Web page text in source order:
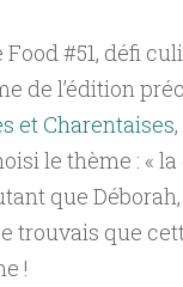
#51, défi
de l’édition
et Charentaises
le thème : «
que
trouvais que
!